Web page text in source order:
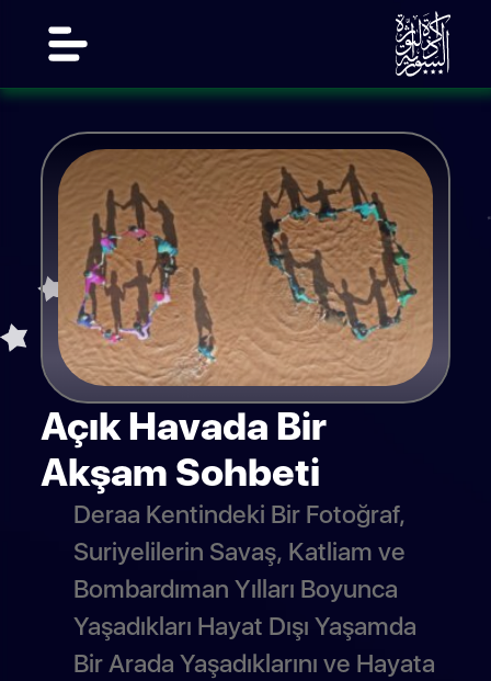
Açık Havada Bir
Akşam Sohbeti
Deraa Kentindeki Bir Fotoğraf,
Suriyelilerin Savaş, Katliam ve
Bombardıman Yılları Boyunca
Yaşadıkları Hayat Dışı Yaşamda
Bir Arada Yaşadıklarını ve Hayata